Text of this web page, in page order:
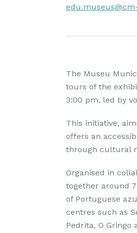
The Museu
tours of the
3:00 pm, led by
This initiative,
offers an
through cultural
Organised in
together around
of Portuguese
centres such as
Pedrita, O Gringo